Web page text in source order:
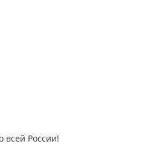
всей России!